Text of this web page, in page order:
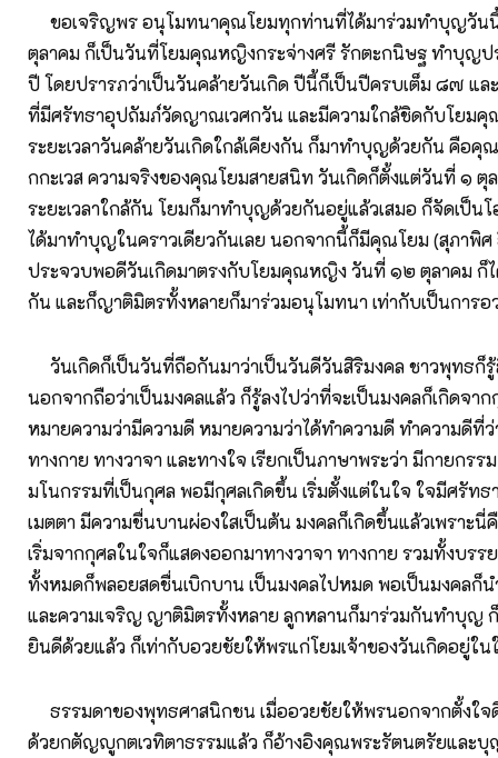
ขอเจริญพร อนุโมทนาคุณโยมทุกท่านที่ได้มาร่วมทำบุญวัน
ตุลาคม ก็เป็นวันที่โยมคุณหญิงกระจ่างศรี รักตะกนิษฐ ทำบุญป
ปี โดยปรารภว่าเป็นวันคล้ายวันเกิด ปีนี้ก็เป็นปีครบเต็ม ๘๗ แ
ที่มีศรัทธาอุปถัมภ์วัดญาณเวศกวัน และมีความใกล้ชิดกับโยม
ระยะเวลาวันคล้ายวันเกิดใกล้เคียงกัน ก็มาทำบุญด้วยกัน คือคุ
กกะเวส ความจริงของคุณโยมสายสนิท วันเกิดก็ตั้งแต่วันที่ ๑ ตุ
ระยะเวลาใกล้กัน โยมก็มาทำบุญด้วยกันอยู่แล้วเสมอ ก็จัดเป็นโ
ได้มาทำบุญในคราวเดียวกันเลย นอกจากนี้ก็มีคุณโยม (สุภาพิศ
ประจวบพอดีวันเกิดมาตรงกับโยมคุณหญิง วันที่ ๑๒ ตุลาคม ก็
กัน และก็ญาติมิตรทั้งหลายก็มาร่วมอนุโมทนา เท่ากับเป็นการ
วันเกิดก็เป็นวันที่ถือกันมาว่าเป็นวันดีวันสิริมงคล ชาวพุทธก็
นอกจากถือว่าเป็นมงคลแล้ว ก็รู้ลงไปว่าที่จะเป็นมงคลก็เกิดจา
หมายความว่ามีความดี หมายความว่าได้ทำความดี ทำความดีที่
ทางกาย ทางวาจา และทางใจ เรียกเป็นภาษาพระว่า มีกายกรร
มโนกรรมที่เป็นกุศล พอมีกุศลเกิดขึ้น เริ่มตั้งแต่ในใจ ใจมีศรัท
เมตตา มีความชื่นบานผ่องใสเป็นต้น มงคลก็เกิดขึ้นแล้วเพราะนี่
เริ่มจากกุศลในใจก็แสดงออกมาทางวาจา ทางกาย รวมทั้งบรร
ทั้งหมดก็พลอยสดชื่นเบิกบาน เป็นมงคลไปหมด พอเป็นมงคลก็น
และความเจริญ ญาติมิตรทั้งหลาย ลูกหลานก็มาร่วมกันทำบุญ
ยินดีด้วยแล้ว ก็เท่ากับอวยชัยให้พรแก่โยมเจ้าของวันเกิดอยู่ใน
ธรรมดาของพุทธศาสนิกชน เมื่ออวยชัยให้พรนอกจากตั้งใจ
ด้วยกตัญญูกตเวทิตาธรรมแล้ว ก็อ้างอิงคุณพระรัตนตรัยและ